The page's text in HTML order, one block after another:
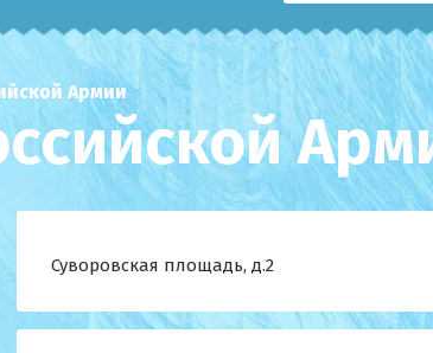
Армии
Суворовская площадь, д.2